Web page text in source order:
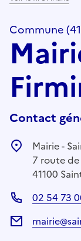
Commune
Contact
Mairie -
7 route
41100
02 54 73